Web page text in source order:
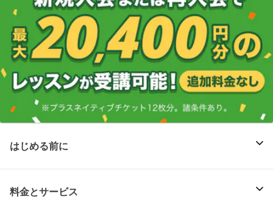
はじめる前に
料金とサービス